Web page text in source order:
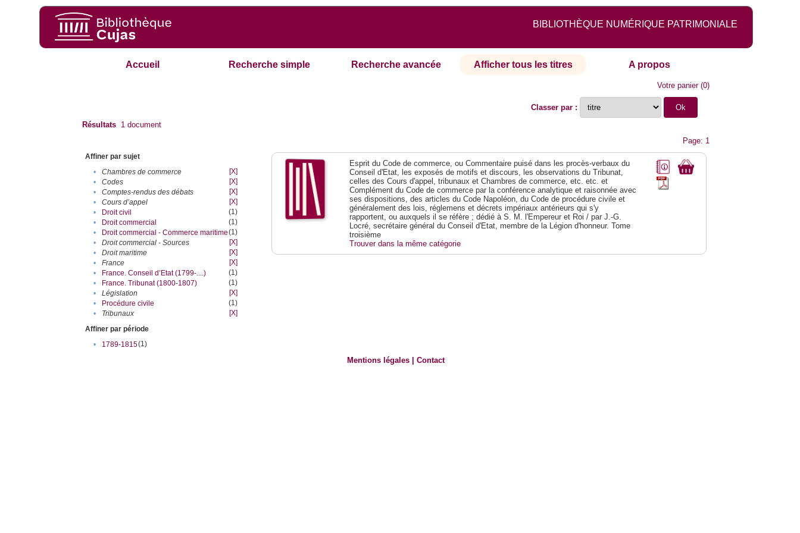
BIBLIOTHÈQUE NUMÉRIQUE PATRIMONIALE
Accueil Recherche simple Recherche avancée Afficher tous les titres A propos
Votre panier(0)
Classer par :
Résultats 1 document
Page: 1
Affiner par sujet
•
Chambres de commerce
[X]
•
Codes
[X]
•
Comptes-rendus des débats
[X]
•
Cours d’appel
[X]
•
Droit civil
(1)
•
Droit commercial
(1)
•
Droit commercial - Commerce maritime(1)
•
Droit commercial - Sources
[X]
•
Droit maritime
[X]
•
France
[X]
•
France. Conseil d’Etat (1799-....)
(1)
•
France. Tribunat (1800-1807)
(1)
•
Législation
[X]
•
Procédure civile
(1)
•
Tribunaux
[X]
Affiner par période
•
1789-1815(1)
Esprit du Code de commerce, ou Commentaire puisé dans les procès-verbaux du
Conseil d'Etat, les exposés de motifs et discours, les observations du Tribunat,
celles des Cours d'appel, tribunaux et Chambres de commerce, etc. etc. et
Complément du Code de commerce par la conférence analytique et raisonnée avec
ses dispositions, des articles du Code Napoléon, du Code de procédure civile et
généralement des lois, réglemens et décrets impériaux antérieurs qui s'y
rapportent, ou auxquels il se réfère ; dédié à S. M. l'Empereur et Roi / par J.-G.
Locré, secrétaire général du Conseil d'Etat, membre de la Légion d'honneur. Tome
troisième
Trouver dans la même catégorie
Mentions légales |Contact